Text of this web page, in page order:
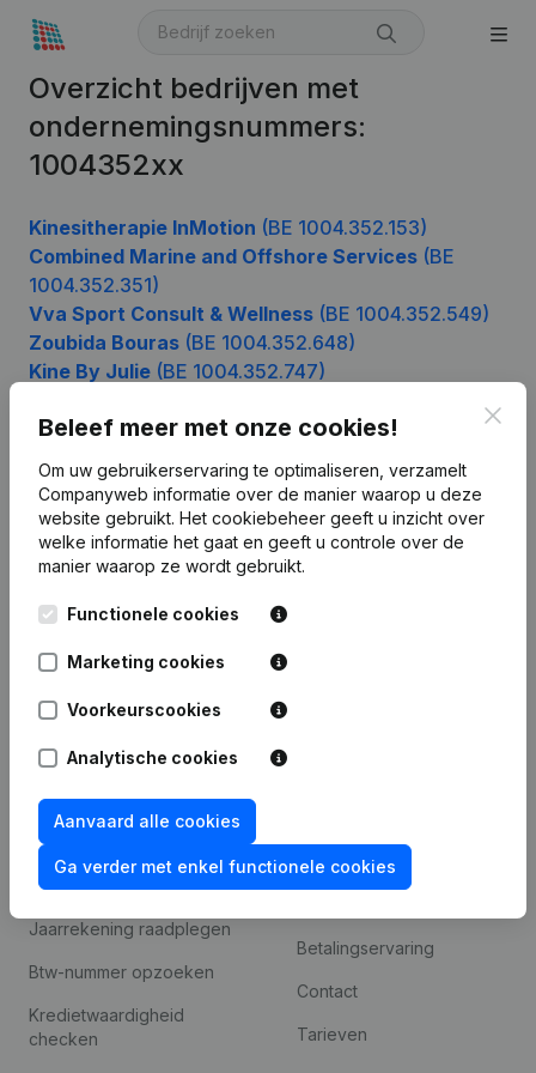
Overzicht bedrijven met
ondernemingsnummers:
1004352xx
Kinesitherapie InMotion (BE 1004.352.153)
Combined Marine and Offshore Services (BE
1004.352.351)
Vva Sport Consult & Wellness (BE 1004.352.549)
Zoubida Bouras (BE 1004.352.648)
Kine By Julie (BE 1004.352.747)
Beleef meer met onze cookies!
Om uw gebruikerservaring te optimaliseren, verzamelt
Companyweb informatie over de manier waarop u deze
website gebruikt. Het cookiebeheer geeft u inzicht over
welke informatie het gaat en geeft u controle over de
manier waarop ze wordt gebruikt.
Functionele cookies
Marketing cookies
Voorkeurscookies
Analytische cookies
Aanvaard alle cookies
Ga verder met enkel functionele cookies
Nederlands
Leuvensesteenweg
1800 Vilvoorde
Product
Bedrijfsinformatie
Monitoring
Spotlight
Compliance &
fraudepreventie
Jaarrekening raadplegen
Btw-nummer opzoeken
Kredietwaardigheid
checken
Integraties
Betalingservaring
Contact
Tarieven